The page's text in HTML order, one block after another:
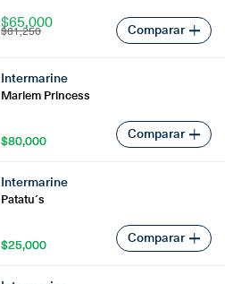
$65,000
$81,250 Comparar
Intermarine
$80,000
Mariem Princess
$80,000 Comparar
Intermarine
$25,000
Patatu´s
$25,000 Comparar